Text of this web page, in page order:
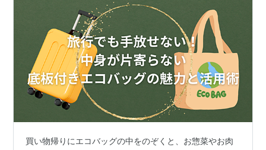
買い物帰りにエコバッグの中をのぞくと、お惣菜やお肉